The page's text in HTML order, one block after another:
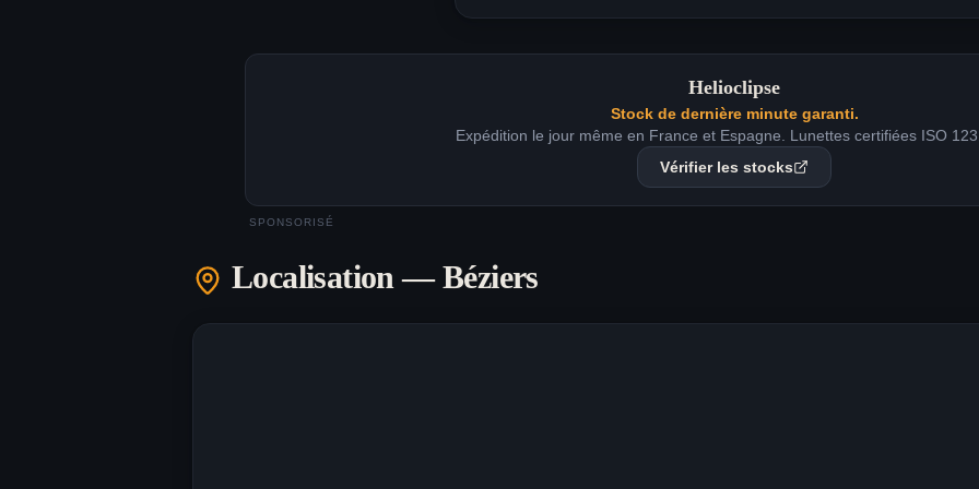
Helioclipse
Stock de dernière minute garanti.
Expédition le jour même en France et Espagne. Lunettes certifiées ISO
Vérifier les stocks
SPONSORISÉ
Localisation —Béziers